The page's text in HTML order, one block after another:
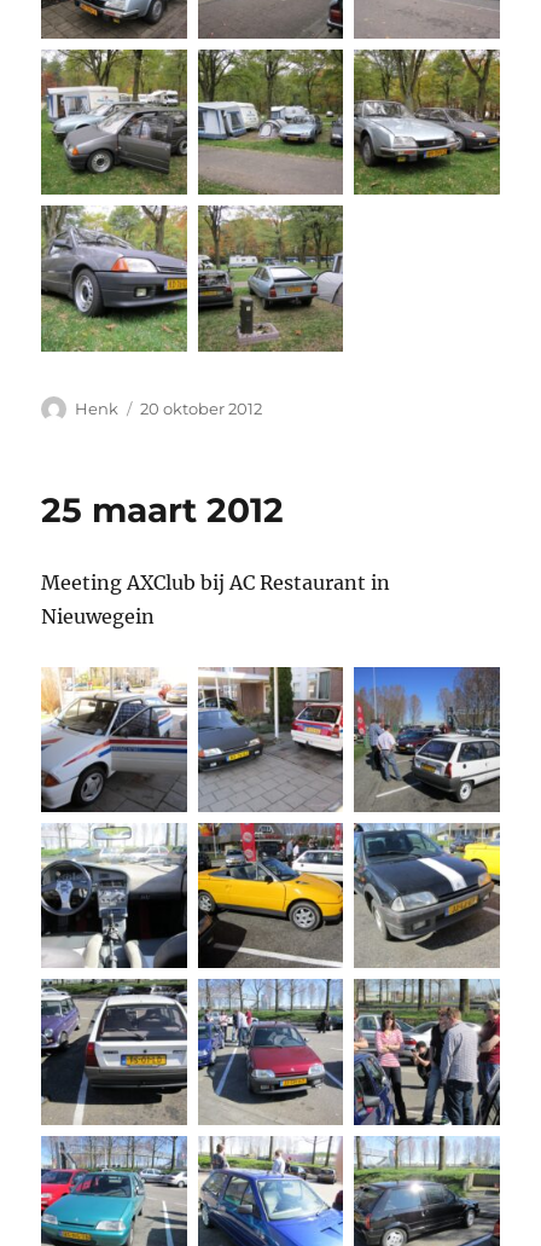
Auteur
Henk
Geplaatst
20 oktober 2012
25 maart 2012
Meeting AXClub bij AC Restaurant in
Nieuwegein